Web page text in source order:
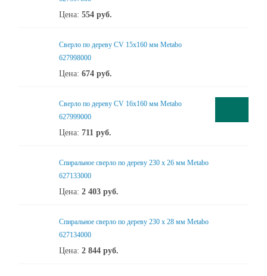
Цена: 554 руб.
Сверло по дереву CV 15x160 мм Metabo
627998000
Цена: 674 руб.
Сверло по дереву CV 16x160 мм Metabo
627999000
Цена: 711 руб.
Спиральное сверло по дереву 230 х 26 мм Metabo
627133000
Цена: 2 403 руб.
Спиральное сверло по дереву 230 х 28 мм Metabo
627134000
Цена: 2 844 руб.